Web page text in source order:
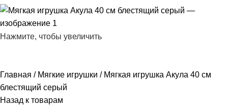
Нажмите, чтобы увеличить
Главная Мягкие игрушки
Мягкая игрушка Акула 40 см
блестящий серый
Назад к товарам